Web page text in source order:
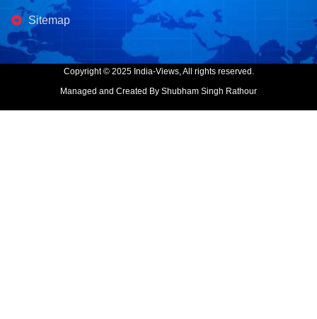
Sitemap
Copyright © 2025 India-Views, All rights reserved.
Managed and Created By Shubham Singh Rathour